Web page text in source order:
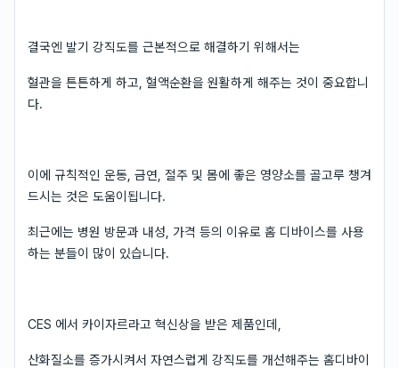
결국엔 발기 강직도를 근본적으로 해결하기 위해서는
혈관을 튼튼하게 하고, 혈액순환을 원활하게 해주는 것이 중요합니
다.
이에 규칙적인 운동, 금연, 절주 및 몸에 좋은 영양소를 골고루 챙겨
드시는 것은 도움이됩니다.
최근에는 병원 방문과 내성, 가격 등의 이유로 홈 디바이스를 사용
하는 분들이 많이 있습니다.
CES 에서 카이자르라고 혁신상을 받은 제품인데,
산화질소를 증가시켜서 자연스럽게 강직도를 개선해주는 홈디바이